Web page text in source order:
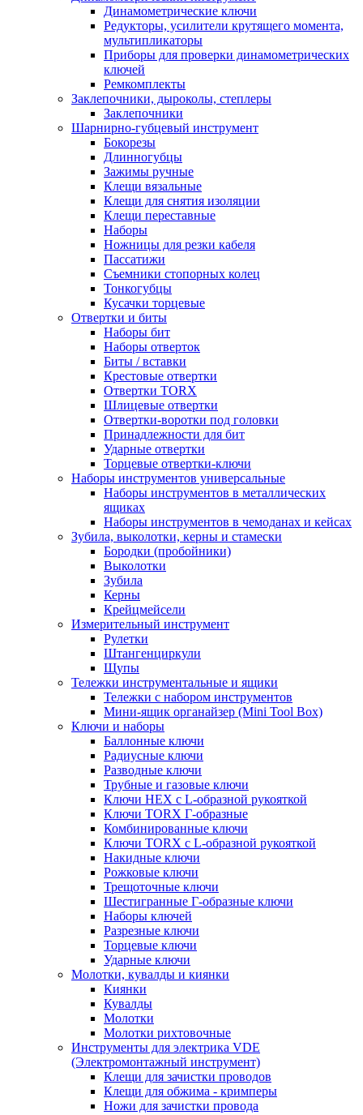
Динамометрические ключи
Редукторы, усилители крутящего момента,
мультипликаторы
Приборы для проверки динамометрических
ключей
Ремкомплекты
Заклепочники, дыроколы, степлеры
Заклепочники
Шарнирно-губцевый инструмент
Бокорезы
Длинногубцы
Зажимы ручные
Клещи вязальные
Клещи для снятия изоляции
Клещи переставные
Наборы
Ножницы для резки кабеля
Пассатижи
Съемники стопорных колец
Тонкогубцы
Кусачки торцевые
Отвертки и биты
Наборы бит
Наборы отверток
Биты / вставки
Крестовые отвертки
Отвертки TORX
Шлицевые отвертки
Отвертки-воротки под головки
Принадлежности для бит
Ударные отвертки
Торцевые отвертки-ключи
Наборы инструментов универсальные
Наборы инструментов в металлических
ящиках
Наборы инструментов в чемоданах и кейсах
Зубила, выколотки, керны и стамески
Бородки (пробойники)
Выколотки
Зубила
Керны
Крейцмейсели
Измерительный инструмент
Рулетки
Штангенциркули
Щупы
Тележки инструментальные и ящики
Тележки с набором инструментов
Мини-ящик органайзер (Mini Tool Box)
Ключи и наборы
Баллонные ключи
Радиусные ключи
Разводные ключи
Трубные и газовые ключи
Ключи HEX с L-образной рукояткой
Ключи TORX Г-образные
Комбинированные ключи
Ключи TORX с L-образной рукояткой
Накидные ключи
Рожковые ключи
Трещоточные ключи
Шестигранные Г-образные ключи
Наборы ключей
Разрезные ключи
Торцевые ключи
Ударные ключи
Молотки, кувалды и киянки
Киянки
Кувалды
Молотки
Молотки рихтовочные
Инструменты для электрика VDE
(Электромонтажный инструмент)
Клещи для зачистки проводов
Клещи для обжима - кримперы
Ножи для зачистки провода